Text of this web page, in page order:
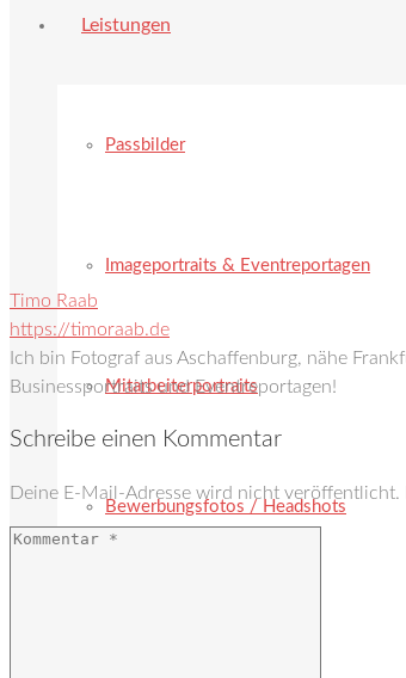
Leistungen
Passbilder
Imageportraits & Eventreportagen
Mitarbeiterportraits
Bewerbungsfotos / Headshots
Timo Raab
https://timoraab.de
Ich bin Fotograf aus Aschaffenburg, nähe
Businessportraits und Eventreportagen!
Schreibe einen Kommentar
Deine E-Mail-Adresse wird nicht veröffentlicht.